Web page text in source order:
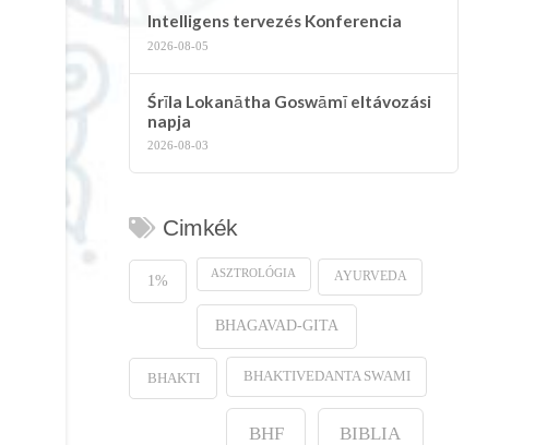
Intelligens tervezés Konferencia
2026-08-05
Śrīla Lokanātha Goswāmī eltávozási
napja
2026-08-03
Cimkék
1% ASZTROLÓGIA AYURVEDA
BHAGAVAD-GITA
BHAKTI BHAKTIVEDANTA SWAMI
BHF BIBLIA